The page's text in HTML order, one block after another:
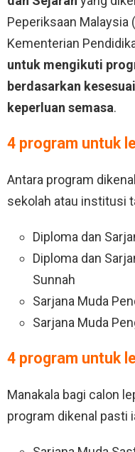
Peperiksaan Malaysia
Kementerian
untuk mengikuti
berdasarkan
keperluan semasa.
4 program untuk
Antara program
sekolah atau institusi
Diploma dan
Diploma dan
Sunnah
Sarjana Muda
Sarjana Muda
4 program untuk
Manakala bagi calon
program dikenal pasti